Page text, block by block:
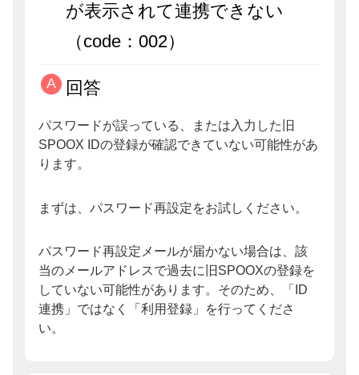
が表示されて連携できない
（code：002）
回答
パスワードが誤っている、または入力した旧
SPOOX IDの登録が確認できていない可能性があ
ります。
まずは、パスワード再設定をお試しください。
パスワード再設定メールが届かない場合は、該
当のメールアドレスで過去に旧SPOOXの登録を
していない可能性があります。そのため、「ID
連携」ではなく「利用登録」を行ってくださ
い。